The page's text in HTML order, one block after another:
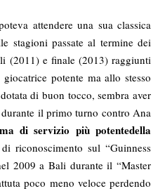
attendere una sua classica
stagioni passate al termine dei
(2011) e finale (2013) raggiunti
potente ma allo stesso
di buon tocco, sembra aver
il primo turno contro Ana
di servizio più potentedella
riconoscimento sul “Guinness
2009 a Bali durante il “Master
poco meno veloce perdendo